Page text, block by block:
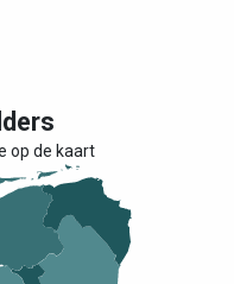
op de kaart